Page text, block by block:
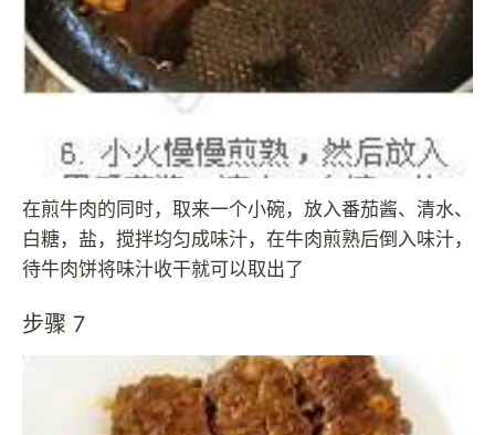
在煎牛肉的同时，取来一个小碗，放入番茄酱、清水、
白糖，盐，搅拌均匀成味汁，在牛肉煎熟后倒入味汁，
待牛肉饼将味汁收干就可以取出了
步骤 7